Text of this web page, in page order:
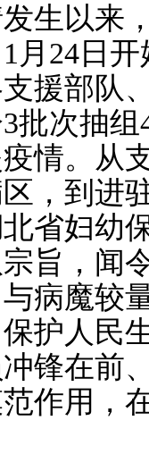
以来，
月24日
援部队
批次抽
情。从
，到进
省妇幼
旨，闻
病魔较
护人民
锋在前
作用，